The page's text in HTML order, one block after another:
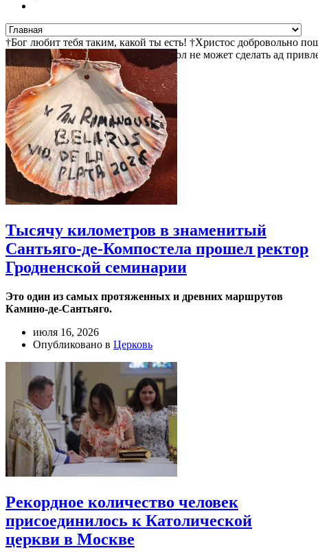
†Бог любит тебя таким, какой ты есть! †Христос добровольно
ждет тебя! †Христос воскрес! †Дьявол не может сделать ад
Тысячу километров в знаменитый
Сантьяго-де-Компостела прошел ректор
Гродненской семинарии
Это один из самых протяженных и древних маршрутов
Камино-де-Сантьяго.
июля 16, 2026
Опубликовано в Церковь
Рекордное количество человек
присоединилось к Католической
церкви в Москве